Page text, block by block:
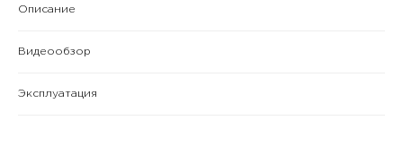
Описание
Видеообзор
Эксплуатация